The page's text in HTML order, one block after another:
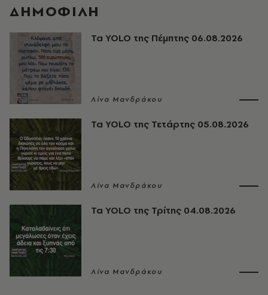
ΔΗΜΟΦΙΛΗ
Τα YOLO της Πέμπτης 06.08.2026
Λίνα Μανδράκου
Τα YOLO της Τετάρτης 05.08.2026
Λίνα Μανδράκου
Τα YOLO της Τρίτης 04.08.2026
Λίνα Μανδράκου